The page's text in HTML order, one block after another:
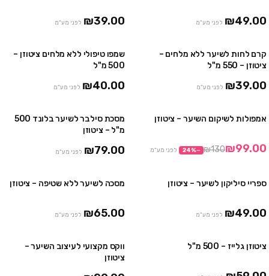
₪49.00 לפני מע"מ ₪39.00 לפני מע"מ
קרם לחות לשיער ללא מלחים –
ציטוזן – 550 מ"ל
₪39.00 לפני מע"מ
שמפו טיפולי ללא מלחים ציטוזן –
500 מ"ל
₪40.00 לפני מע"מ
אמפולות לשיקום השיער – ציטוזן
₪99.00
₪130
−
24% לפני מע"מ
מסכת סילבר לשיער בלונד 500
מ"ל – ציטוזן
₪79.00 לפני מע"מ
ספריי סיליקון לשיער – ציטוזן
₪49.00 לפני מע"מ
מסכה לשיער ללא שטיפה – ציטוזן
₪65.00 לפני מע"מ
ציטוזן גלייז – 500 מ"ל
ווקס מקצועי לעיצוב השיער –
ציטוזן